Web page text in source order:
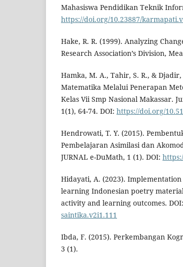
Mahasiswa Pendidikan Teknik
https://doi.org/10.23887/
Hake, R. R. (1999). Analyzing
Research Association’s Division,
Hamka, M. A., Tahir, S. R., &
Matematika Melalui Penerapan
Kelas Vii Smp Nasional Makassar.
1(1), 64-74. DOI: https://doi.org/
Hendrowati, T. Y. (2015).
Pembelajaran Asimilasi dan
JURNAL e-DuMath, 1 (1). DOI:
Hidayati, A. (2023).
learning Indonesian poetry
activity and learning outcomes. DOI:
saintika.v2i1.111
Ibda, F. (2015). Perkembangan
3 (1).